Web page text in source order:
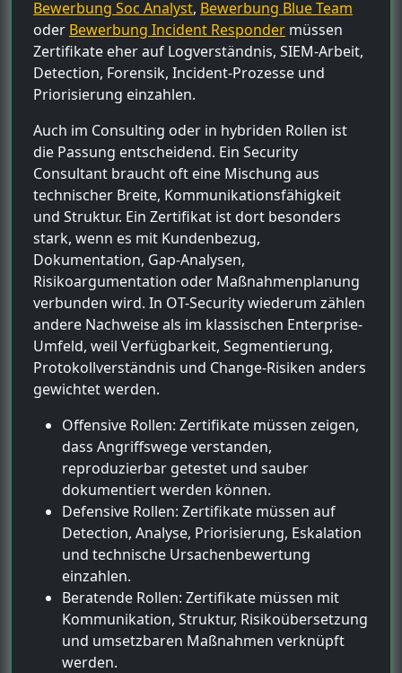
Bewerbung Soc Analyst, Bewerbung Blue Team
oder Bewerbung Incident Responder müssen
Zertifikate eher auf Logverständnis, SIEM-Arbeit,
Detection, Forensik, Incident-Prozesse und
Priorisierung einzahlen.
Auch im Consulting oder in hybriden Rollen ist
die Passung entscheidend. Ein Security
Consultant braucht oft eine Mischung aus
technischer Breite, Kommunikationsfähigkeit
und Struktur. Ein Zertifikat ist dort besonders
stark, wenn es mit Kundenbezug,
Dokumentation, Gap-Analysen,
Risikoargumentation oder Maßnahmenplanung
verbunden wird. In OT-Security wiederum zählen
andere Nachweise als im klassischen Enterprise-
Umfeld, weil Verfügbarkeit, Segmentierung,
Protokollverständnis und Change-Risiken anders
gewichtet werden.
Offensive Rollen: Zertifikate müssen zeigen,
dass Angriffswege verstanden,
reproduzierbar getestet und sauber
dokumentiert werden können.
Defensive Rollen: Zertifikate müssen auf
Detection, Analyse, Priorisierung, Eskalation
und technische Ursachenbewertung
einzahlen.
Beratende Rollen: Zertifikate müssen mit
Kommunikation, Struktur, Risikoübersetzung
und umsetzbaren Maßnahmen verknüpft
werden.